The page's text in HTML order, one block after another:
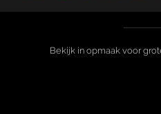
Bekijk in opmaak voor